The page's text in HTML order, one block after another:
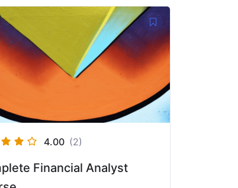
4.00 (2)
Financial Analyst